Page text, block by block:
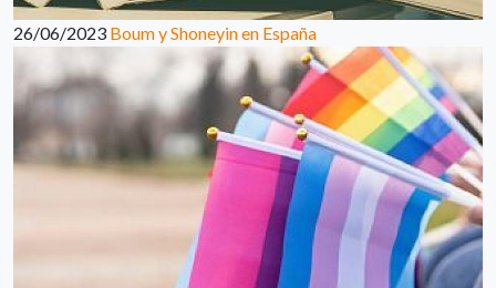
26/06/2023 Boum y Shoneyin en España